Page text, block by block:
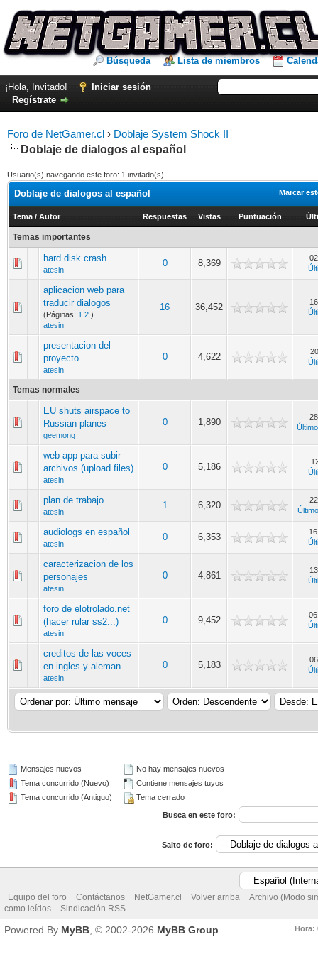
Búsqueda Lista de miembros
¡Hola, Invitado!
Iniciar sesión
Regístrate
Foro de NetGamer.cl › Doblaje System Shock II
Doblaje de dialogos al español
Usuario(s) navegando este foro: 1 invitado(s)
Marcar
Doblaje de dialogos al español
Tema / Autor Respuestas Vistas Puntuación
Temas importantes
hard disk crash
atesin
0 8,369
aplicacion web para
traducir dialogos
(Páginas: 1 2 )
atesin
16 36,452
presentacion del
proyecto
atesin
0 4,622
Temas normales
EU shuts airspace to
Russian planes
geemong
0 1,890
web app para subir
archivos (upload files)
atesin
0 5,186
plan de trabajo
atesin
1 6,320
audiologs en español
atesin
0 6,353
caracterizacion de los
personajes
atesin
0 4,861
foro de elotrolado.net
(hacer rular ss2...)
atesin
0 9,452
creditos de las voces
en ingles y aleman
atesin
0 5,183
Mensajes nuevos
Tema concurrido (Nuevo)
Tema concurrido (Antiguo)
No hay mensajes nuevos
Contiene mensajes tuyos
Tema cerrado
Busca en este foro:
Salto de foro:
Equipo del foro Contáctanos NetGamer.cl Volver arriba
Archivo (Modo
como leídos
Sindicación RSS
Hora:
Powered By MyBB, © 2002-2026 MyBB Group.